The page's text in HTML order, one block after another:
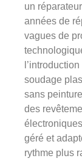
un
années de
vagues de
soudage
sans
des
géré et
rythme plus